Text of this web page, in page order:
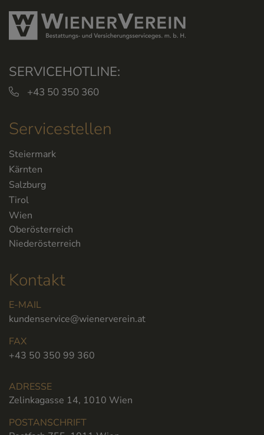
SERVICEHOTLINE:
+43 50 350 360
Kontakt
E-MAIL
kundenservice@wienerverein.at
FAX
+43 50 350 99 360
ADRESSE
Zelinkagasse 14, 1010 Wien
POSTANSCHRIFT
Servicestellen
Steiermark
Kärnten
Salzburg
Tirol
Wien
Oberösterreich
Niederösterreich